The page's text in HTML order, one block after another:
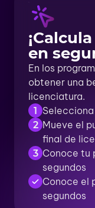
en
En los
obtener una
licenciatura.
1
2 Mueve el
final de
3 Conoce tu
segundos
Conoce el
segundos